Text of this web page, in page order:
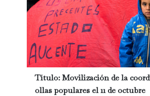
Título:Movilización de la
ollas populares el 11 de octubre